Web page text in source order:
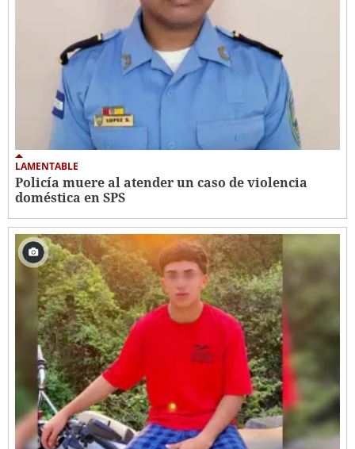
LAMENTABLE
Policía muere al atender un caso de violencia
doméstica en SPS